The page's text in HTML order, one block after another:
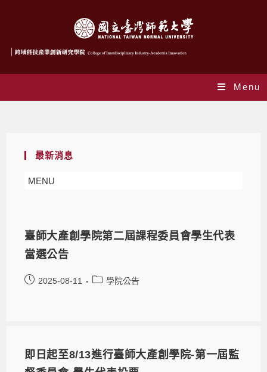
Menu
最新消息
MENU
臺師大產創學院第二屆課程委員會學生代表
當選公告
2025-08-11 學院公告
即日起至8/13進行臺師大產創學院-第一屆監